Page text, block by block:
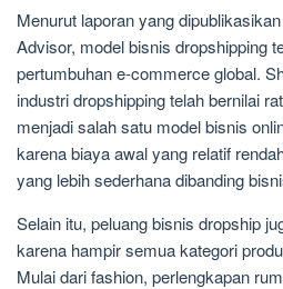
Menurut laporan yang
Advisor, model bisnis dropshipping
pertumbuhan e-commerce global.
industri dropshipping telah bernilai
menjadi salah satu model bisnis
karena biaya awal yang relatif
yang lebih sederhana dibanding
Selain itu, peluang bisnis dropship
karena hampir semua kategori
Mulai dari fashion, perlengkapan